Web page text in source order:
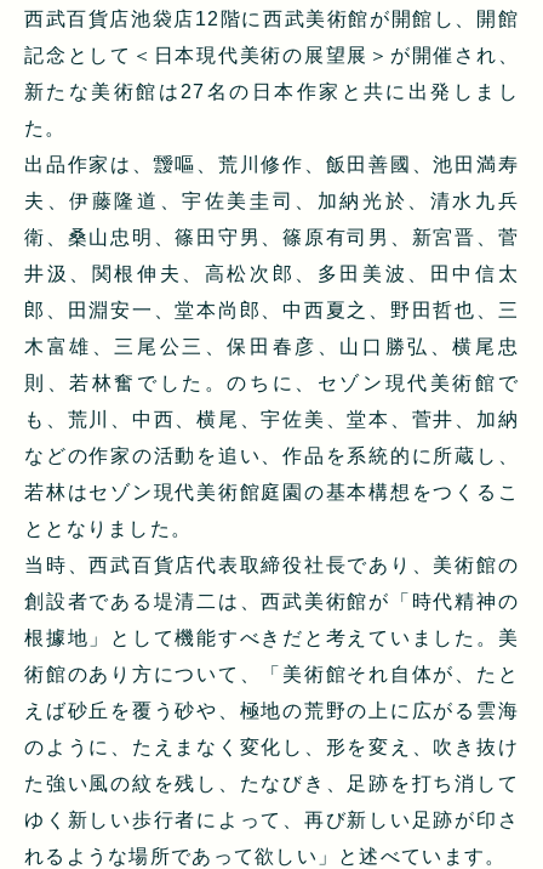
西武百貨店池袋店12階に西武美術館が開館し、開館
記念として＜日本現代美術の展望展＞が開催され、
新たな美術館は27名の日本作家と共に出発しまし
た。
出品作家は、靉嘔、荒川修作、飯田善國、池田満寿
夫、伊藤隆道、宇佐美圭司、加納光於、清水九兵
衛、桑山忠明、篠田守男、篠原有司男、新宮晋、菅
井汲、関根伸夫、高松次郎、多田美波、田中信太
郎、田淵安一、堂本尚郎、中西夏之、野田哲也、三
木富雄、三尾公三、保田春彦、山口勝弘、横尾忠
則、若林奮でした。のちに、セゾン現代美術館で
も、荒川、中西、横尾、宇佐美、堂本、菅井、加納
などの作家の活動を追い、作品を系統的に所蔵し、
若林はセゾン現代美術館庭園の基本構想をつくるこ
ととなりました。
当時、西武百貨店代表取締役社長であり、美術館の
創設者である堤清二は、西武美術館が「時代精神の
根據地」として機能すべきだと考えていました。美
術館のあり方について、「美術館それ自体が、たと
えば砂丘を覆う砂や、極地の荒野の上に広がる雲海
のように、たえまなく変化し、形を変え、吹き抜け
た強い風の紋を残し、たなびき、足跡を打ち消して
ゆく新しい歩行者によって、再び新しい足跡が印さ
れるような場所であって欲しい」と述べています。